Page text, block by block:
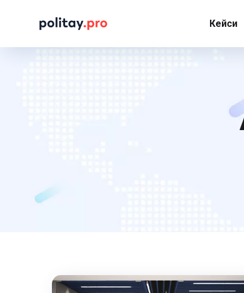
Кейси